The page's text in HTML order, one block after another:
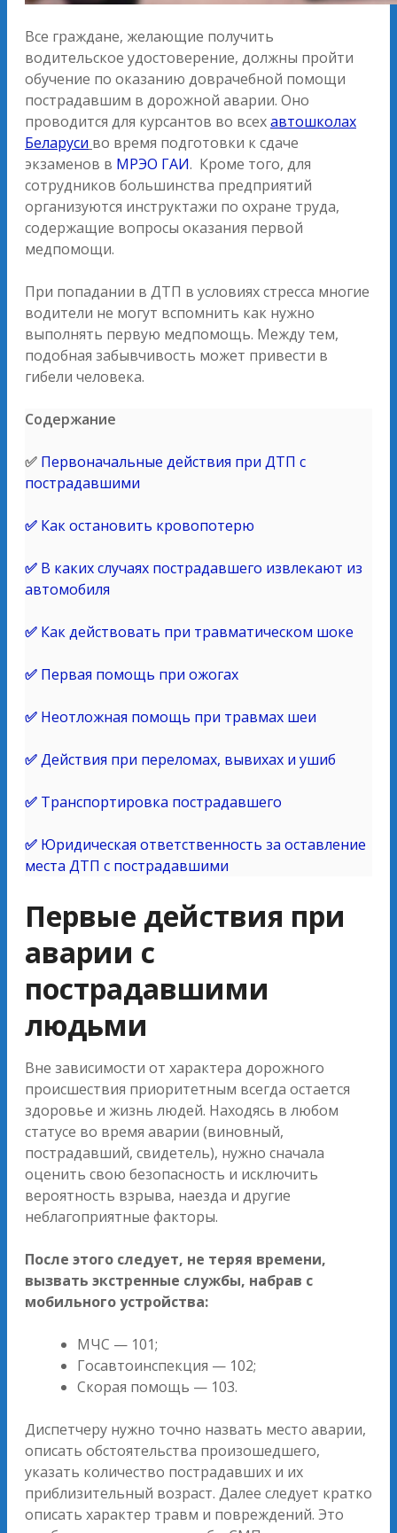
Все граждане, желающие получить
водительское удостоверение, должны пройти
обучение по оказанию доврачебной помощи
пострадавшим в дорожной аварии. Оно
проводится для курсантов во всехавтошколах
Беларуси во время подготовки к сдаче
экзаменов в МРЭО ГАИ. Кроме того, для
сотрудников большинства предприятий
организуются инструктажи по охране труда,
содержащие вопросы оказания первой
медпомощи.
При попадании в ДТП в условиях стресса многие
водители не могут вспомнить как нужно
выполнять первую медпомощь. Между тем,
подобная забывчивость может привести в
гибели человека.
Содержание
✅ Первоначальные действия при ДТП с
пострадавшими
✅ Как остановить кровопотерю
✅ В каких случаях пострадавшего извлекают из
автомобиля
✅ Как действовать при травматическом шоке
✅ Первая помощь при ожогах
✅ Неотложная помощь при травмах шеи
✅Действия при переломах, вывихах и ушиб
✅ Транспортировка пострадавшего
✅ Юридическая ответственность за оставление
места ДТП с пострадавшими
Первые действия при
аварии с
пострадавшими
людьми
Вне зависимости от характера дорожного
происшествия приоритетным всегда остается
здоровье и жизнь людей. Находясь в любом
статусе во время аварии (виновный,
пострадавший, свидетель), нужно сначала
оценить свою безопасность и исключить
вероятность взрыва, наезда и другие
неблагоприятные факторы.
После этого следует, не теряя времени,
вызвать экстренные службы, набрав с
мобильного устройства:
МЧС — 101;
Госавтоинспекция — 102;
Скорая помощь — 103.
Диспетчеру нужно точно назвать место аварии,
описать обстоятельства произошедшего,
указать количество пострадавших и их
приблизительный возраст. Далее следует кратко
описать характер травм и повреждений. Это